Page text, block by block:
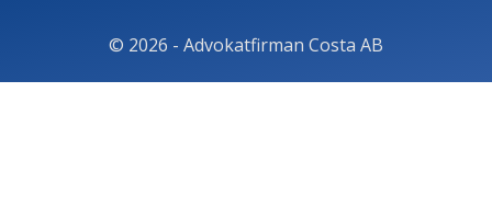
© 2026 - Advokatfirman Costa AB